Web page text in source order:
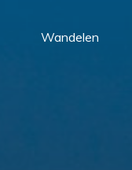
Wandelen